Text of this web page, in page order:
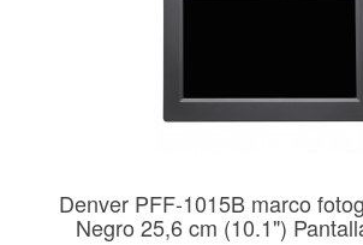
Denver PFF-1015B marco
Negro 25,6 cm (10.1")